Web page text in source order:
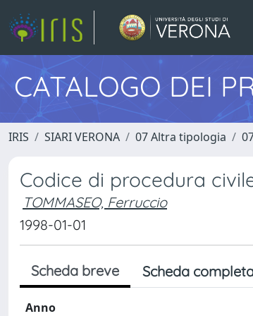
CATALOGO DEI
IRIS SIARI VERONA 07 Altra tipologia
Codice di procedura
TOMMASEO, Ferruccio
1998-01-01
Scheda breve Scheda
Anno